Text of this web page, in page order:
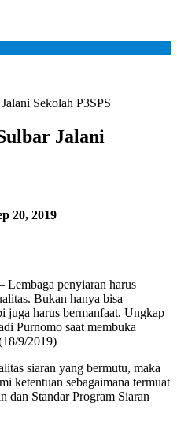
Sekolah P3SPS
Jalani
20, 2019
Lembaga penyiaran harus
Bukan hanya bisa
juga harus bermanfaat. Ungkap
Purnomo saat membuka
9/2019)
siaran yang bermutu, maka
ketentuan sebagaimana termuat
dan Standar Program Siaran